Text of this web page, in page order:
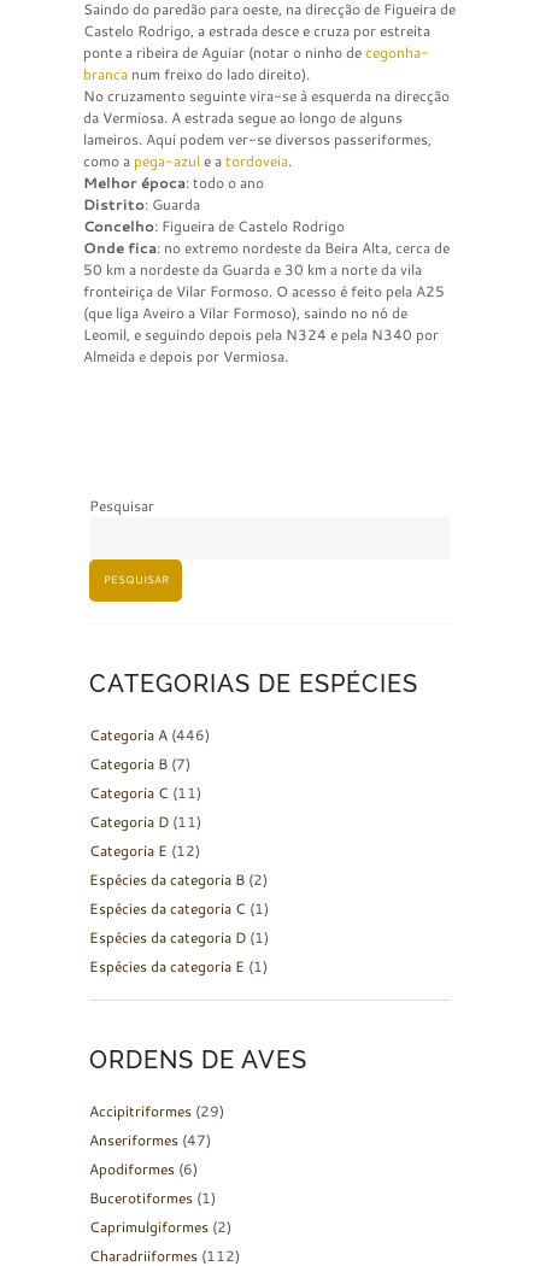
Saindo do paredão para oeste, na direcção de Figueira de
Castelo Rodrigo, a estrada desce e cruza por estreita
ponte a ribeira de Aguiar (notar o ninho decegonha-
branca num freixo do lado direito).
No cruzamento seguinte vira-se à esquerda na direcção
da Vermiosa. A estrada segue ao longo de alguns
lameiros. Aqui podem ver-se diversos passeriformes,
como a pega-azule atordoveia.
Melhor época: todo o ano
Distrito: Guarda
Concelho: Figueira de Castelo Rodrigo
Onde fica: no extremo nordeste da Beira Alta, cerca de
50 km a nordeste da Guarda e 30 km a norte da vila
fronteiriça de Vilar Formoso. O acesso é feito pela A25
(que liga Aveiro a Vilar Formoso), saindo no nó de
Leomil, e seguindo depois pela N324 e pela N340 por
Almeida e depois por Vermiosa.
Pesquisar
PESQUISAR
CATEGORIAS DE ESPÉCIES
Categoria A (446)
Categoria B (7)
Categoria C (11)
Categoria D (11)
Categoria E (12)
Espécies da categoria B (2)
Espécies da categoria C (1)
Espécies da categoria D (1)
Espécies da categoria E (1)
ORDENS DE AVES
Accipitriformes (29)
Anseriformes (47)
Apodiformes (6)
Bucerotiformes (1)
Caprimulgiformes (2)
Charadriiformes (112)